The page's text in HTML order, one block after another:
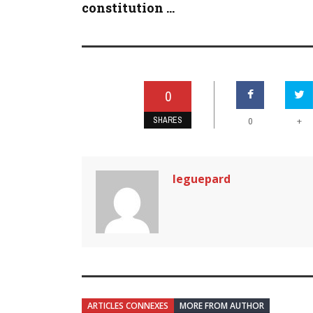
constitution ...
0
SHARES 0 +
leguepard
ARTICLES CONNEXES MORE FROM AUTHOR